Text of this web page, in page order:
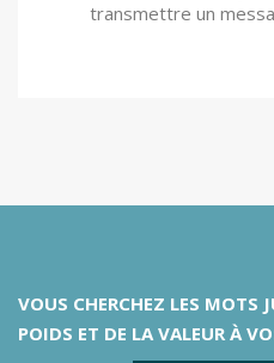
transmettre un
VOUS CHERCHEZ LES MOTS
POIDS ET DE LA VALEUR À